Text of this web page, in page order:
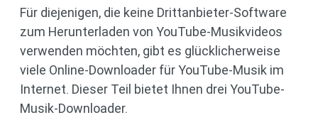
Für diejenigen, die keine Drittanbieter-Software
zum Herunterladen von YouTube-Musikvideos
verwenden möchten, gibt es glücklicherweise
viele Online-Downloader für YouTube-Musik im
Internet. Dieser Teil bietet Ihnen drei YouTube-
Musik-Downloader.